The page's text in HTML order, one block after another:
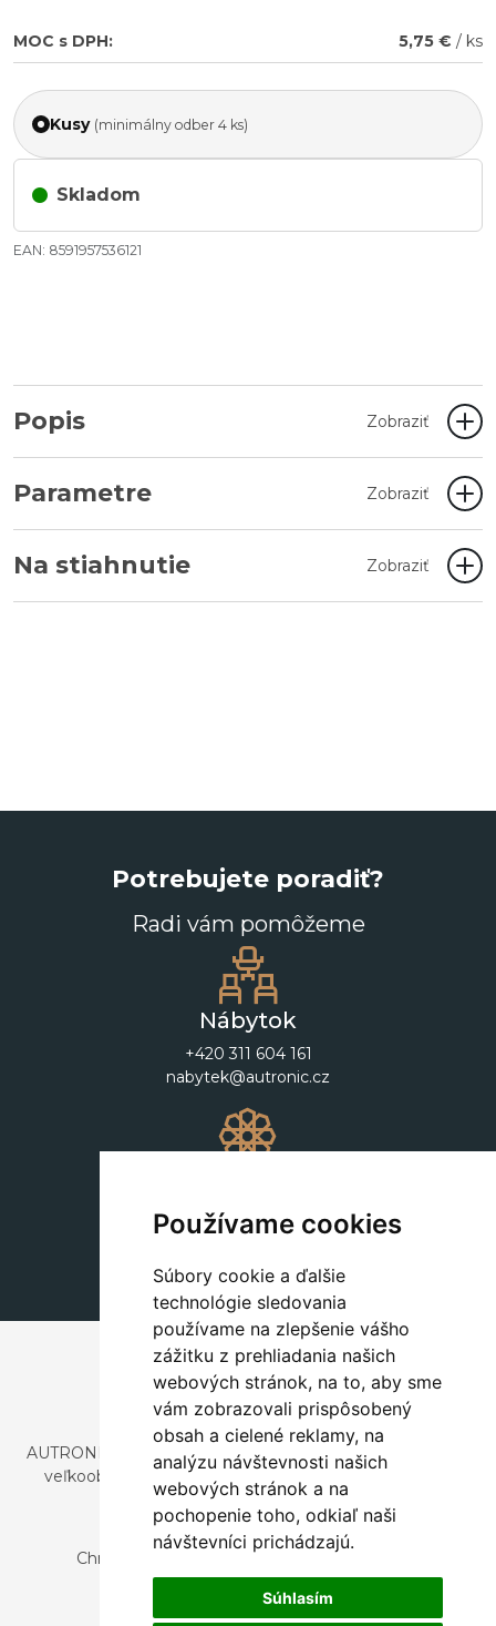
Používame cookies
Súbory cookie a ďalšie
technológie sledovania
používame na zlepšenie vášho
zážitku z prehliadania našich
webových stránok, na to, aby sme
vám zobrazovali prispôsobený
obsah a cielené reklamy, na
analýzu návštevnosti našich
webových stránok a na
pochopenie toho, odkiaľ naši
návštevníci prichádzajú.
Súhlasím
MOC s DPH: 5,75 € / ks
Kusy (minimálny odber 4 ks)
Skladom
EAN: 8591957536121
Popis Zobraziť
Parametre Zobraziť
Na stiahnutie Zobraziť
Potrebujete poradiť?
Radi vám pomôžeme
Nábytok
+420 311 604 161
nabytek@autronic.cz
+420 311 604 182
dekorace@autronic.cz
AUTRONIC, s.r.o. je spoločnosť zaoberajúca sa dovozom a
veľkoobchodným predajom dizajnového aj štýlového
nábytku a dekorácií.
Česká republika
Chrustenice 270, 267 12 Loděnice u Berouna
Slovensko
Nová 366, 032 02 Závažná Poruba